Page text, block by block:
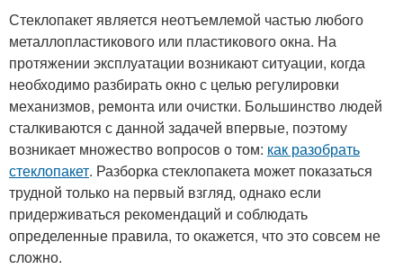
Стеклопакет является неотъемлемой частью любого
металлопластикового или пластикового окна. На
протяжении эксплуатации возникают ситуации, когда
необходимо разбирать окно с целью регулировки
механизмов, ремонта или очистки. Большинство людей
сталкиваются с данной задачей впервые, поэтому
возникает множество вопросов о том: как разобрать
стеклопакет. Разборка стеклопакета может показаться
трудной только на первый взгляд, однако если
придерживаться рекомендаций и соблюдать
определенные правила, то окажется, что это совсем не
сложно.